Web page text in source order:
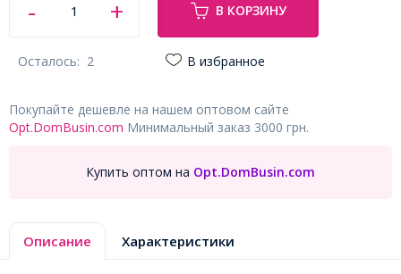
В КОРЗИНУ
Осталось: 2 В избранное
Покупайте дешевле на нашем оптовом сайте
Opt.DomBusin.com Минимальный заказ 3000 грн.
Купить оптом на Opt.DomBusin.com
Описание Характеристики